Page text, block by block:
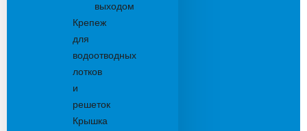
выходом
Крепеж
для
водоотводных
лотков
и
решеток
Крышка